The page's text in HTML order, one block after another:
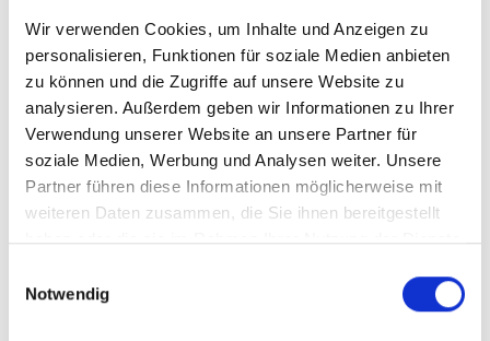
Wir verwenden Cookies, um Inhalte und Anzeigen zu
personalisieren, Funktionen für soziale Medien anbieten
zu können und die Zugriffe auf unsere Website zu
analysieren. Außerdem geben wir Informationen zu Ihrer
Verwendung unserer Website an unsere Partner für
soziale Medien, Werbung und Analysen weiter. Unsere
Partner führen diese Informationen möglicherweise mit
weiteren Daten zusammen, die Sie ihnen bereitgestellt
haben oder die sie im Rahmen Ihrer Nutzung der Dienste
Notwendig
Wir alle kennen das Gefühl. Da möchten Sie als
Hobby-Handwerker oder Heimwerker ein kleines
Projekt in den eigenen vier Wänden umsetzen,
und plötzlich passiert es:Sie haben eine
Stromleitung angebohr...
weiterlesen